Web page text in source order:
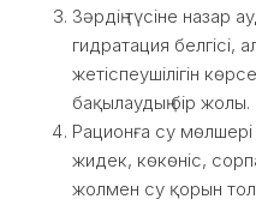
Зәрдің түсіне назар
гидратация белгісі,
жетіспеушілігін
бақылаудың бір жолы.
Рационға су
жидек, көкөніс, сорпа
жолмен су қорын